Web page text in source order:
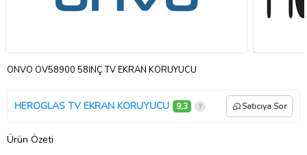
ONVO OV58900 58İNÇ TV EKRAN KORUYUCU
HEROGLAS TV EKRAN KORUYUCU 9,3 Satıcıya Sor
Ürün Özeti